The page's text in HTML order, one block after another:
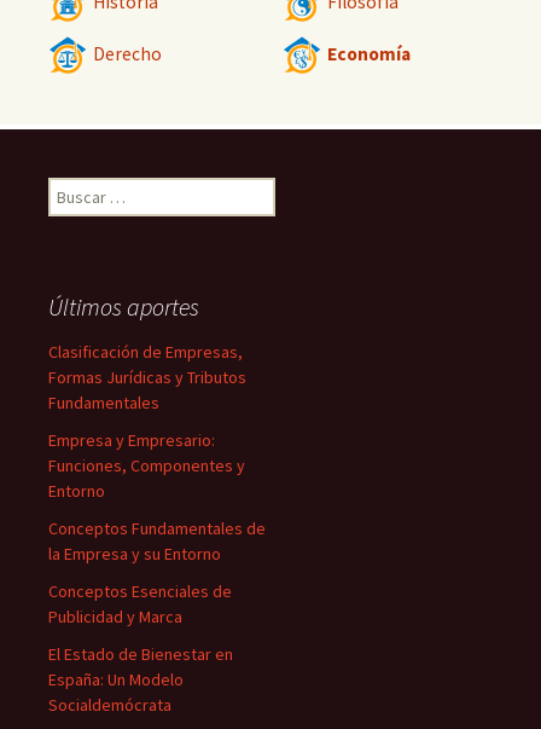
Derecho Economía
Buscar:
Últimos aportes
Clasificación de Empresas,
Formas Jurídicas y Tributos
Fundamentales
Empresa y Empresario:
Funciones, Componentes y
Entorno
Conceptos Fundamentales de
la Empresa y su Entorno
Conceptos Esenciales de
Publicidad y Marca
El Estado de Bienestar en
España: Un Modelo
Socialdemócrata